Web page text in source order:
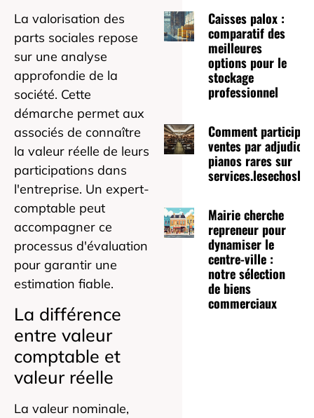
La valorisation des
parts sociales repose
sur une analyse
approfondie de la
société. Cette
démarche permet aux
associés de connaître
la valeur réelle de leurs
participations dans
l'entreprise. Un expert-
comptable peut
accompagner ce
processus d'évaluation
pour garantir une
estimation fiable.
La différence
entre valeur
comptable et
valeur réelle
La valeur nominale,
Caisses palox :
comparatif des
meilleures
options pour le
stockage
professionnel
Comment participer
ventes par
pianos rares sur
Mairie cherche
repreneur pour
dynamiser le
centre-ville :
notre sélection
de biens
commerciaux